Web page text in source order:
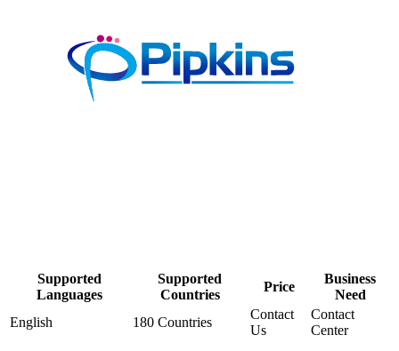
Supported
Languages
Supported
Countries
Price
Business
Need
English
180 Countries
Contact
Us
Contact
Center